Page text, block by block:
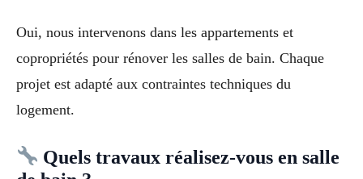
Oui, nous intervenons dans les appartements et
copropriétés pour rénover les salles de bain. Chaque
projet est adapté aux contraintes techniques du
logement.
Quels travaux réalisez-vous en salle